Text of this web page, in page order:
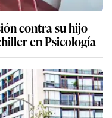
contra su hijo
en Psicología